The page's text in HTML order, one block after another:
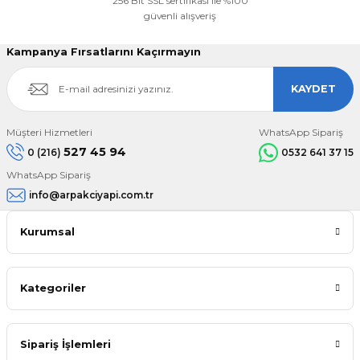
güvenli alışveriş
Kampanya Fırsatlarını Kaçırmayın
KAYDET
Müşteri Hizmetleri
0 (216) 527 45 94
WhatsApp Sipariş
0532 641 37 15
WhatsApp Sipariş
info@arpakciyapi.com.tr
Kurumsal
Kategoriler
Sipariş İşlemleri